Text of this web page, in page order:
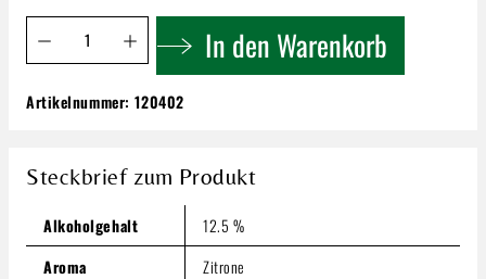
Produkt Anzahl: Gib den gewünschten Wert ein oder
In den Warenkorb
Reichsrat von Buhl | Weißburgunder Trocken
Inhalt:0.75 Liter(15,05 € / 1 Liter)
Preise inkl. MwSt. zzgl. Versandkosten
Produkt Anzahl: Gib den gewünschten Wert ein oder
In den Warenkorb
Artikelnummer:120402
Steckbrief zum Produkt
Alkoholgehalt
12.5 %
Aroma
Zitrone